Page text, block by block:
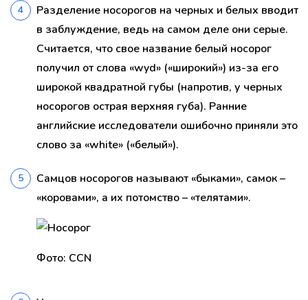
Разделение носорогов на черных и белых вводит
в заблуждение, ведь на самом деле они серые.
Считается, что свое название белый носорог
получил от слова «wyd» («широкий») из-за его
широкой квадратной губы (напротив, у черных
носорогов острая верхняя губа). Ранние
английские исследователи ошибочно приняли это
слово за «white» («белый»).
Самцов носорогов называют «быками», самок –
«коровами», а их потомство – «телятами».
Фото: CCN